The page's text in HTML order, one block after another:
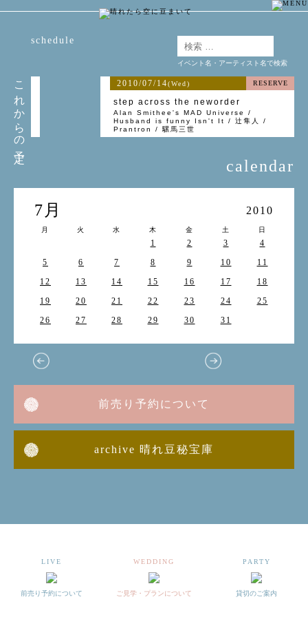
これからの予定
schedule
2010/07/14(Wed) RESERVE
step across the neworder
Alan Smithee's MAD Universe /
Husband is funny Isn't It / 辻隼人 /
Prantron / 騾馬三世
calendar
7月 2010
月 火 水 木 金 土 日
1 2 3
4
5
6 7 8 9 10
11
12
13 14 15 16 17
18
19
20 21 22 23 24
25
26
27 28 29 30 31
イベント名・アーティスト名で検索
前売り予約について
archive 晴れ豆秘宝庫
LIVE
前売り予約について
WEDDING
ご見学・プランについて
PARTY
貸切のご案内